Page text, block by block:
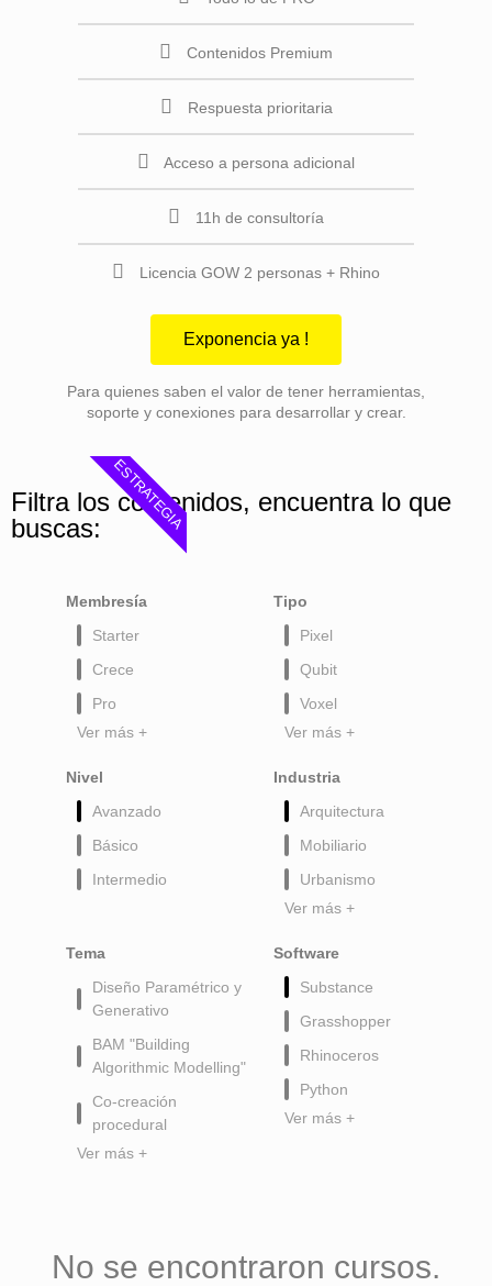
Contenidos Premium
Respuesta prioritaria
Acceso a persona adicional
11h de consultoría
Licencia GOW 2 personas + Rhino
Exponencia ya !
Para quienes saben el valor de tener herramientas,
soporte y conexiones para desarrollar y crear.
ESTRATEGIA
Filtra los contenidos, encuentra lo que
buscas:
Membresía
Starter
Crece
Pro
Ver más +
Tipo
Pixel
Qubit
Voxel
Ver más +
Nivel
Avanzado
Básico
Intermedio
Industria
Arquitectura
Mobiliario
Urbanismo
Ver más +
Tema
Diseño Paramétrico y
Generativo
BAM "Building
Algorithmic Modelling"
Co-creación
procedural
Ver más +
Software
Substance
Grasshopper
Rhinoceros
Python
Ver más +
No se encontraron cursos.